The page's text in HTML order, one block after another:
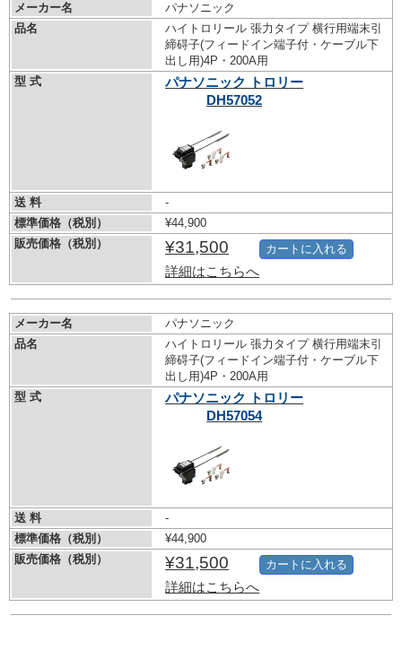
メーカー名
パナソニック
品名
ハイトロリール 張力タイプ 横行用端末引
締碍子(フィードイン端子付・ケーブル下
出し用)4P・200A用
型 式
パナソニック トロリー
DH57052
送 料
-
標準価格（税別）
¥44,900
販売価格（税別）
¥31,500
詳細はこちらへ
カートに入れる
メーカー名
パナソニック
品名
ハイトロリール 張力タイプ 横行用端末引
締碍子(フィードイン端子付・ケーブル下
出し用)4P・200A用
型 式
パナソニック トロリー
DH57054
送 料
-
標準価格（税別）
¥44,900
販売価格（税別）
¥31,500
詳細はこちらへ
カートに入れる